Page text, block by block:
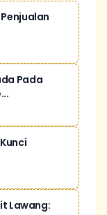
Pada
Lawang: